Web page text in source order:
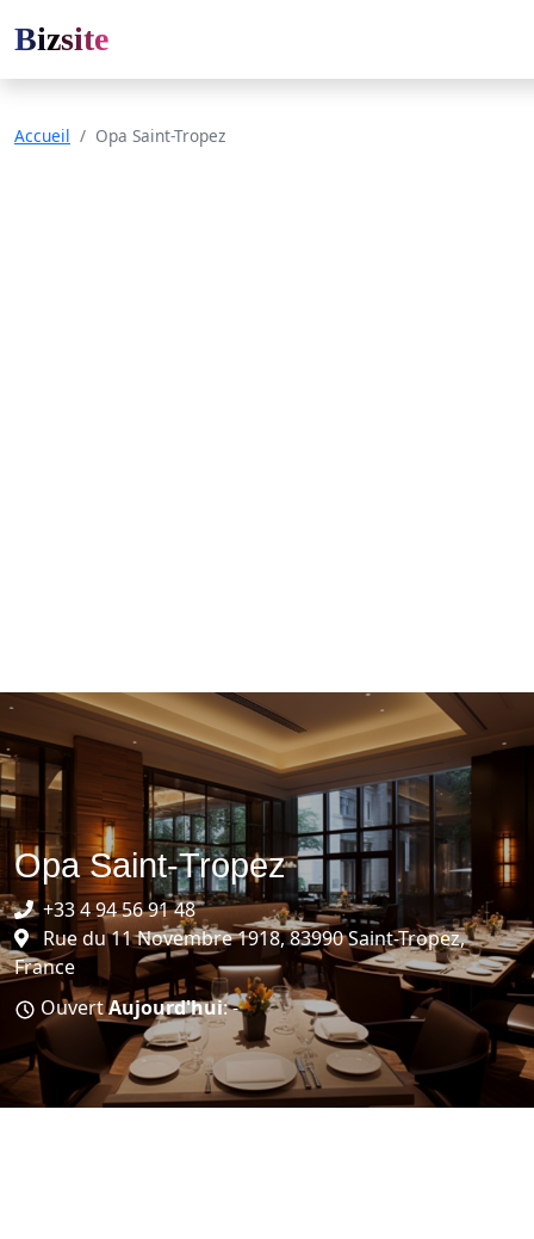
Bizsite
Accueil Opa Saint-Tropez
Opa Saint-Tropez
+33 4 94 56 91 48
Rue du 11 Novembre 1918, 83990 Saint-Tropez,
France
OuvertAujourd'hui: -